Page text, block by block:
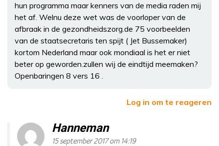
hun programma maar kenners van de media raden mij
het af. Welnu deze wet was de voorloper van de
afbraak in de gezondheidszorg.de 75 voorbeelden
van de staatsecretaris ten spijt ( Jet Bussemaker)
kortom Nederland maar ook mondiaal is het er niet
beter op geworden.zullen wij de eindtijd meemaken?
Openbaringen 8 vers 16 .
Log in om te reageren
Hanneman
15 september 2017 om 14:19